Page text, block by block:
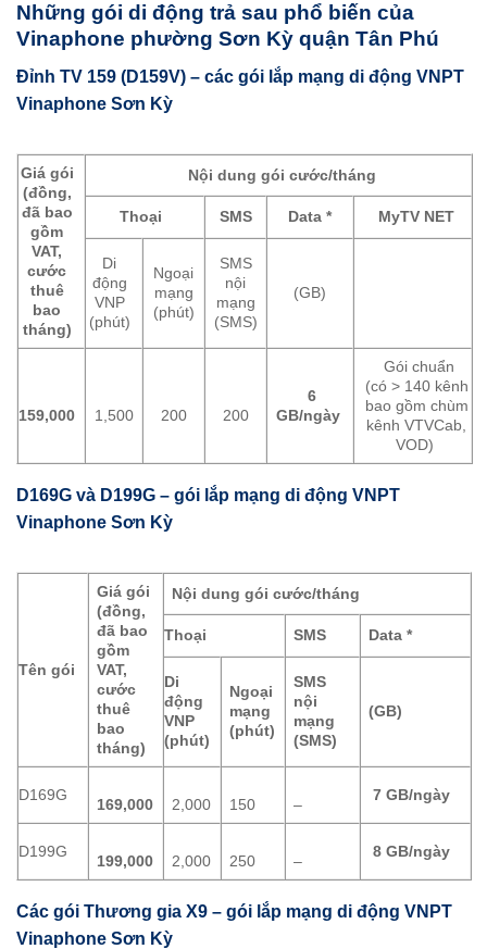
Những gói di động trả sau phổ biến của
Vinaphone phường Sơn Kỳ quận Tân Phú
Đỉnh TV 159 (D159V) – các gói lắp mạng di động VNPT
Vinaphone Sơn Kỳ
Giá gói
(đồng,
đã bao
gồm
VAT,
cước
thuê
bao
tháng)
Nội dung gói cước/tháng
Thoại SMS Data * MyTV NET
Di
động
VNP
(phút)
Ngoại
mạng
(phút)
SMS
nội
mạng
(SMS)
(GB)
159,000 1,500 200 200
6
GB/ngày
Gói chuẩn
(có > 140 kênh
bao gồm chùm
kênh VTVCab,
VOD)
D169G và D199G – gói lắp mạng di động VNPT
Vinaphone Sơn Kỳ
Tên gói
Giá gói
(đồng,
đã bao
gồm
VAT,
cước
thuê
bao
tháng)
Nội dung gói cước/tháng
Thoại SMS Data *
Di
động
VNP
(phút)
Ngoại
mạng
(phút)
SMS
nội
mạng
(SMS)
(GB)
D169G
169,000 2,000 150 –
7 GB/ngày
D199G
199,000 2,000 250 –
8 GB/ngày
Các gói Thương gia X9 – gói lắp mạng di động VNPT
Vinaphone Sơn Kỳ